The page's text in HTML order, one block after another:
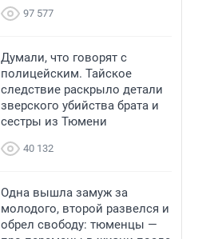
97 577
Думали, что говорят с
полицейским. Тайское
следствие раскрыло детали
зверского убийства брата и
сестры из Тюмени
40 132
Одна вышла замуж за
молодого, второй развелся и
обрел свободу: тюменцы —